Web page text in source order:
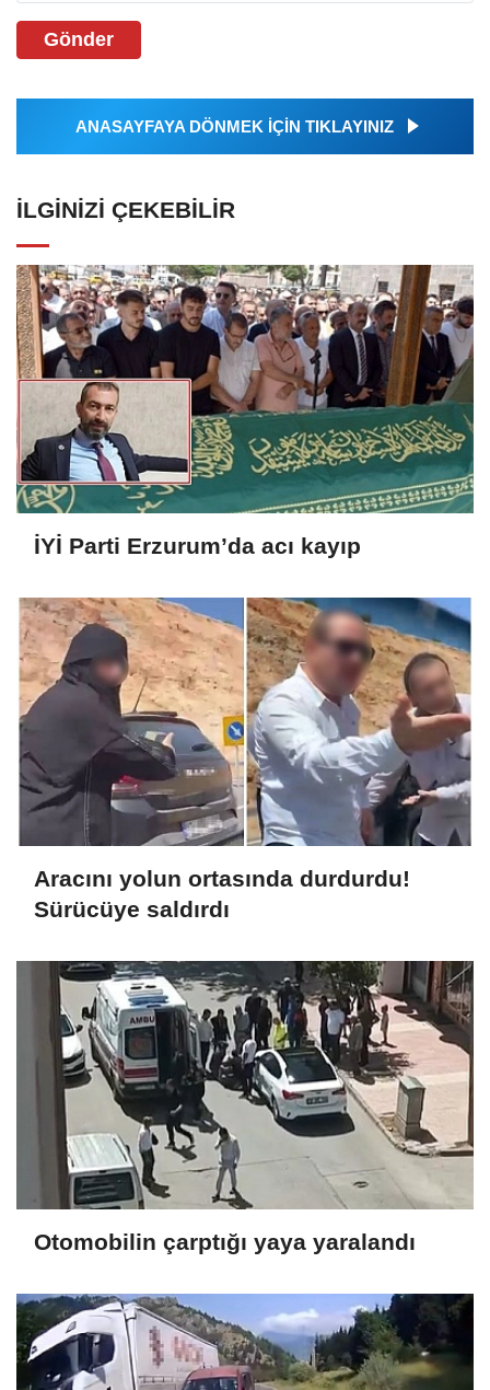
Gönder
ANASAYFAYA DÖNMEK İÇİN TIKLAYINIZ
İLGINIZI ÇEKEBILIR
İYİ Parti Erzurum’da acı kayıp
Aracını yolun ortasında durdurdu!
Sürücüye saldırdı
Otomobilin çarptığı yaya yaralandı